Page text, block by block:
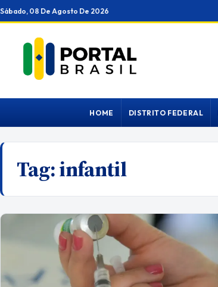
Ir
para
conteúdo
Sábado, 08 De Agosto De 2026
HOME DISTRITO FEDERAL
Tag:infantil